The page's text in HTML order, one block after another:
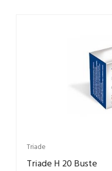
Triade
Triade H 20 Buste